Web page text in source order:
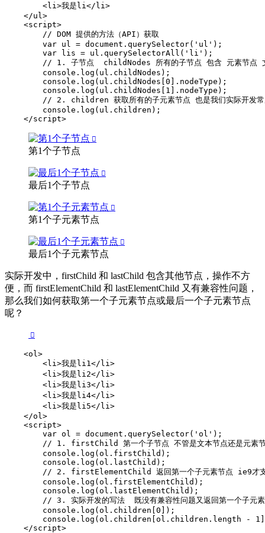
        <li>我是li</li>
    </ul>
    <script>
        // DOM 提供的方法（API）获取
        var ul = document.querySelector('ul');
        var lis = ul.querySelectorAll('li');
// 1. 子节点  childNodes 所有的子节点 包含 元素节点
        console.log(ul.childNodes);
        console.log(ul.childNodes[0].nodeType);
        console.log(ul.childNodes[1].nodeType);
// 2. children 获取所有的子元素节点 也是我们实际开发常
        console.log(ul.children);
    </script>
第1个子节点
最后1个子节点
第1个子元素节点
最后1个子元素节点
实际开发中，firstChild 和 lastChild 包含其他节点，操作不方
便，而 firstElementChild 和 lastElementChild 又有兼容性问题，
那么我们如何获取第一个子元素节点或最后一个子元素节点
呢？
    <ol>
        <li>我是li1</li>
        <li>我是li2</li>
        <li>我是li3</li>
        <li>我是li4</li>
        <li>我是li5</li>
    </ol>
    <script>
        var ol = document.querySelector('ol');
// 1. firstChild 第一个子节点 不管是文本节点还是元素
        console.log(ol.firstChild);
        console.log(ol.lastChild);
// 2. firstElementChild 返回第一个子元素节点 ie9才
        console.log(ol.firstElementChild);
        console.log(ol.lastElementChild);
        // 3. 实际开发的写法  既没有兼容性问题又返回第一个子元素
        console.log(ol.children[0]);
console.log(ol.children[ol.children.length -
    </script>